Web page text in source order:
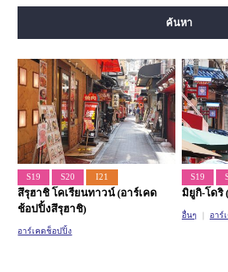
สายอิมาซาโตะซุจิ สายนิวแทรม
ค้นหา
S19 S20 I21
สึรุฮาชิ โคเรียนทาวน์ (อาร์เคด
ช้อปปิ้งสึรุฮาชิ)
อาร์เคดช็อปปิ้ง
S19
มิยูกิ-โดริ
อื่นๆ อาร์